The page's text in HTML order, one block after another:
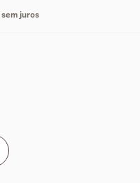
sem juros